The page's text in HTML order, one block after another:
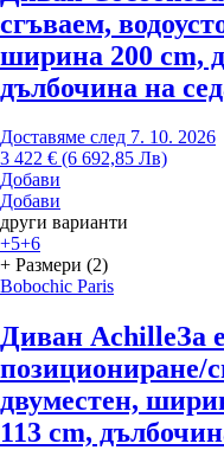
сгъваем,
ширина 200 cm,
дълбочина на
Доставяме след 7. 10. 2026
3 422 € (6 692,85 Лв)
Добави
Добави
други варианти
+5+6
+ Размери (2)
Bobochic Paris
Диван AchilleЗа
позициониране/
двуместен,
113 cm,